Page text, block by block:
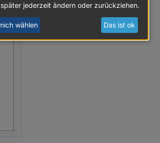
jederzeit ändern oder zurückziehen.
wählen Das ist ok